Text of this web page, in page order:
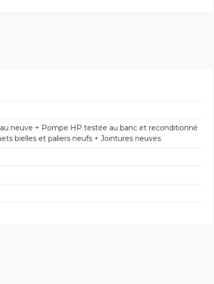
neuve + Pompe HP testée au banc et reconditionné
bielles et paliers neufs + Jointures neuves